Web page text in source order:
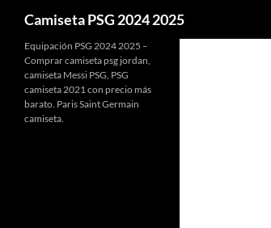
Camiseta PSG 2024 2025
Equipación PSG 2024 2025 –
Comprar camiseta psg jordan,
camiseta Messi PSG, PSG
camiseta 2021 con precio más
barato. Paris Saint Germain
camiseta.